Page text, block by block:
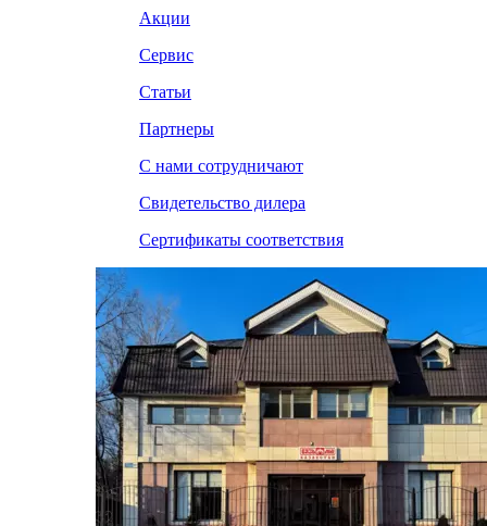
Акции
Сервис
Статьи
Партнеры
С нами сотрудничают
Свидетельство дилера
Сертификаты соответствия